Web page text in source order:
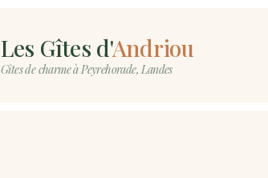
Les Gîtes d'Andriou
Gîtes de charme à Peyrehorade, Landes